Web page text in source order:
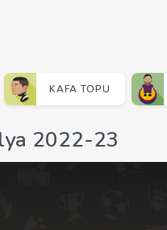
KAFA TOPU
2022-23